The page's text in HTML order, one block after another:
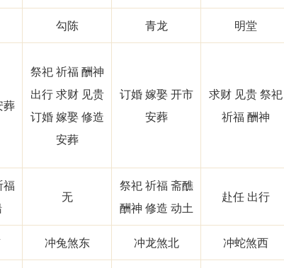
勾陈 青龙 明堂
葬
祭祀 祈福 酬神
出行 求财 见贵
订婚 嫁娶 修造
安葬
订婚 嫁娶 开市
安葬
求财 见贵 祭祀
祈福 酬神
福
无
祭祀 祈福 斋醮
酬神 修造 动土
赴任 出行
冲兔煞东 冲龙煞北 冲蛇煞西